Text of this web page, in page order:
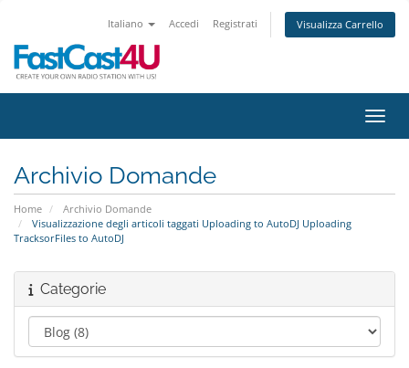
Italiano Accedi Registrati Visualizza Carrello
Archivio Domande
Home
Archivio Domande
Visualizzazione degli articoli taggati Uploading to AutoDJ Uploading
TracksorFiles to AutoDJ
Categorie